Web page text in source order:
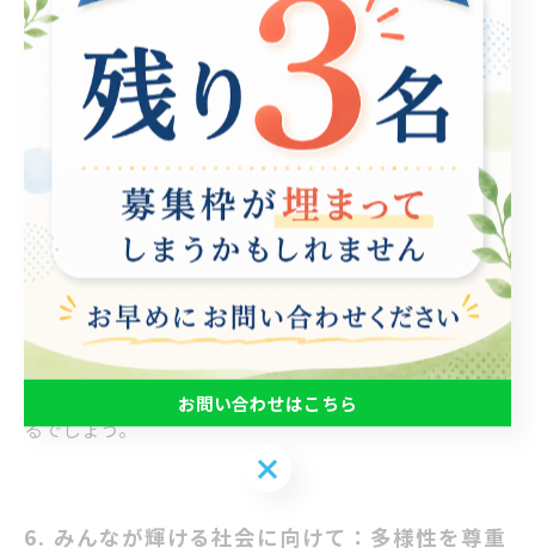
能を受け入れる動きが見られます。この変化は、福祉分
野の専門家や企業の取り組みによって促進されていま
す。具体的には、雇用者がこれらの個々の特性を把握
し、適切な職場環境を整えることで、多様な人材がその
能力を発揮できる場が増加しています。 また、テクノロ
ジーの進化も大きな影響を与えています。リモートワー
クの普及や支援技術の発展により、物理的な障壁が解消
され、多くの就労機会が創出されました。これらの取り
組みは、成功事例として取り上げられ、他の組織への良
い影響を与えています。やがて、こうした社会全体の意
識の変革が、未来の就労支援の在り方をさらに進化させ
るでしょう。
6. みんなが輝ける社会に向けて：多様性を尊重
お問い合わせはこちら
お問い合わせはこちら